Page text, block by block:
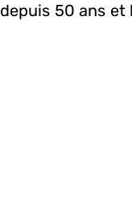
depuis 50 ans et